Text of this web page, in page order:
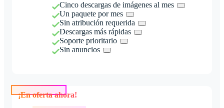
Cinco descargas de imágenes al mes
Un paquete por mes
Sin atribución requerida
Descargas más rápidas
Soporte prioritario
Sin anuncios